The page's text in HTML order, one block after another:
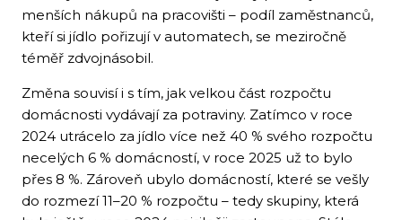
menších nákupů na pracovišti – podíl zaměstnanců,
kteří si jídlo pořizují v automatech, se meziročně
téměř zdvojnásobil.
Změna souvisí i s tím, jak velkou část rozpočtu
domácnosti vydávají za potraviny. Zatímco v roce
2024 utrácelo za jídlo více než 40 % svého rozpočtu
necelých 6 % domácností, v roce 2025 už to bylo
přes 8 %. Zároveň ubylo domácností, které se vešly
do rozmezí 11–20 % rozpočtu – tedy skupiny, která